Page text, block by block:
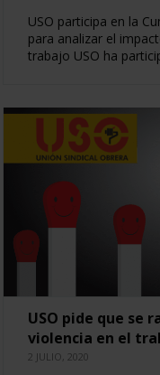
USO participa en la
para analizar el
trabajo USO ha
USO pide que se
violencia en el
2 JULIO, 2020